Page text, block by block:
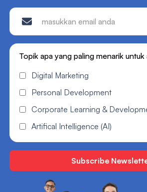
Topik apa yang paling menarik untuk
Digital Marketing
Personal Development
Corporate Learning &
Artifical Intelligence (AI)